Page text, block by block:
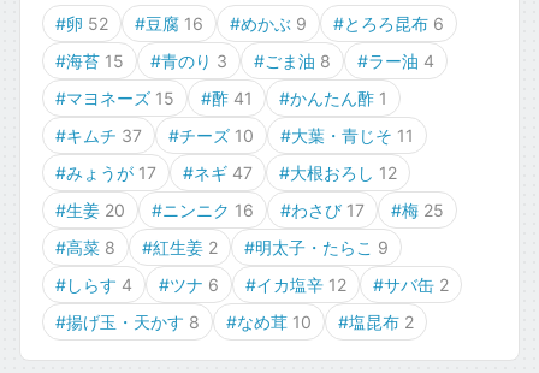
#卵 52 #豆腐 16 #めかぶ 9 #とろろ昆布 6
#海苔 15 #青のり 3 #ごま油 8 #ラー油 4
#マヨネーズ 15 #酢 41 #かんたん酢 1
#キムチ 37 #チーズ 10 #大葉・青じそ 11
#みょうが 17 #ネギ 47 #大根おろし 12
#生姜 20 #ニンニク 16 #わさび 17 #梅 25
#高菜 8 #紅生姜 2 #明太子・たらこ 9
#しらす 4 #ツナ 6 #イカ塩辛 12 #サバ缶 2
#揚げ玉・天かす 8 #なめ茸 10 #塩昆布 2